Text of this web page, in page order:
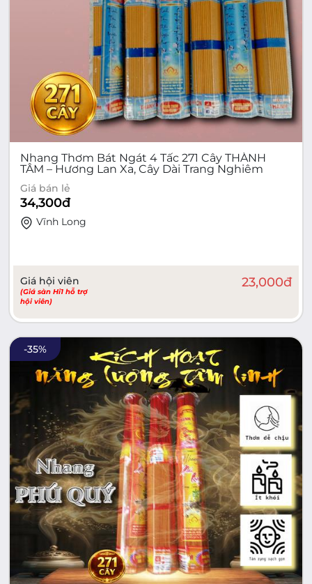
Nhang Thơm Bát Ngát 4 Tấc 271 Cây THÀNH
TÂM – Hương Lan Xa, Cây Dài Trang Nghiêm
Giá bán lẻ
34,300đ
Vĩnh Long
Giá hội viên
(Giá sàn Hi1 hỗ trợ
hội viên)
23,000đ
-35%